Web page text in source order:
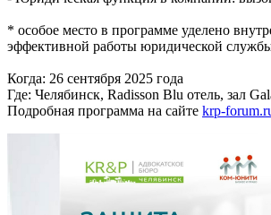
* особое место в программе уделено
эффективной работы юридической
Когда: 26 сентября 2025 года
Где: Челябинск, Radisson Blu отель, зал
Подробная программа на сайте krp-